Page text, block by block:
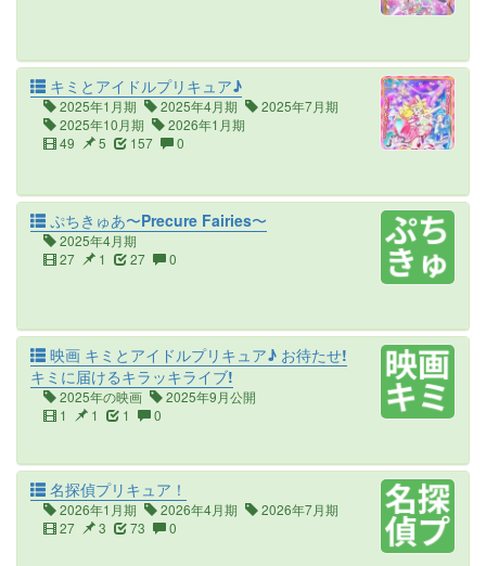
キミとアイドルプリキュア♪
2025年1月期 2025年4月期
2025年7月期
2025年10月期
2026年1月期
49
5 157 0
ぷちきゅあ〜Precure Fairies〜
2025年4月期
27
1 27 0
映画 キミとアイドルプリキュア♪ お待たせ!
キミに届けるキラッキライブ!
2025年の映画
2025年9月公開
1
1 1 0
名探偵プリキュア！
2026年1月期 2026年4月期
2026年7月期
27
3 73 0